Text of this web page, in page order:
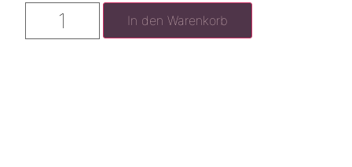
In den Warenkorb